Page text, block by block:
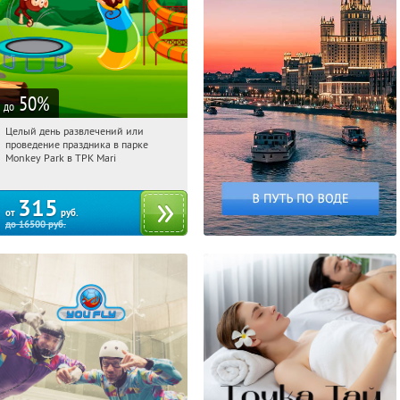
до 50%
15:36:09 Купили:
Братиславская
Целый день развлечений или
проведение праздника в парке
Monkey Park в ТРК Mari
от 315 руб.
до16500руб.